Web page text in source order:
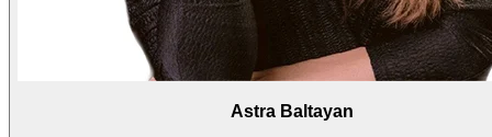
Astra Baltayan